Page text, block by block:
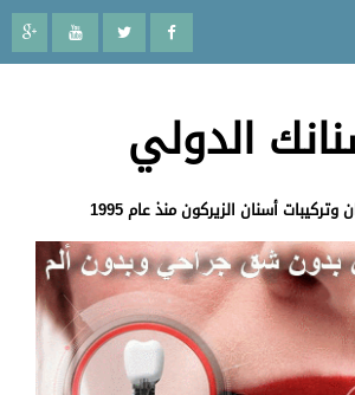
الدولي
أسنان الزيركون منذ عام 1995